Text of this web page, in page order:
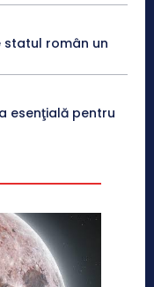
român un
esenţială pentru